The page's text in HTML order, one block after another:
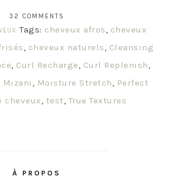
32 COMMENTS
Tags: cheveux afros, cheveux
, cheveux naturels, Cleansing
, Curl Recharge, Curl Replenish,
Mizani , Moisture Stretch, Perfect
cheveux, test, True Textures
À PROPOS